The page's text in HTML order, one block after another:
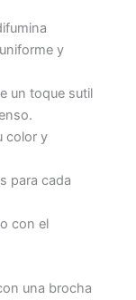
y
un toque sutil
color y
para cada
con el
una brocha